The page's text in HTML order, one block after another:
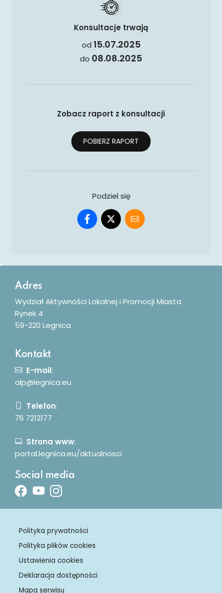
Konsultacje trwają
od 15.07.2025
do 08.08.2025
Zobacz raport z konsultacji
POBIERZ RAPORT
Podziel się
Adres
Wydział Aktywności Lokalnej i Promocji Miasta
Rynek 4
59-220 Legnica
Kontakt
E-mail:
alp@legnica.eu
Telefon:
76 7212177
Strona www:
portal.legnica.eu/aktualnosci
Social media
FacebookYoutubeInstagram
Polityka prywatności
Polityka plików cookies
Ustawienia cookies
Deklaracja dostępności
Mapa serwisu